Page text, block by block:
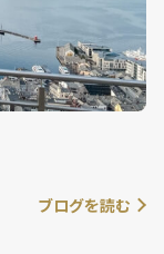
ブログを読む